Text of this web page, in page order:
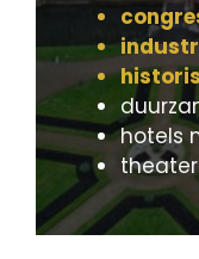
hotels